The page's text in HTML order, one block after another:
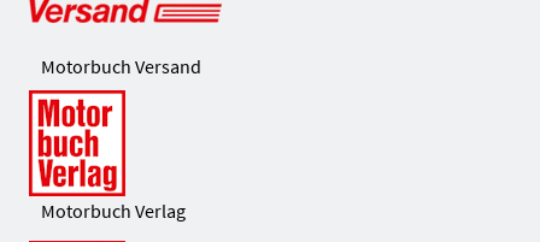
Motorbuch Versand
Motorbuch Verlag